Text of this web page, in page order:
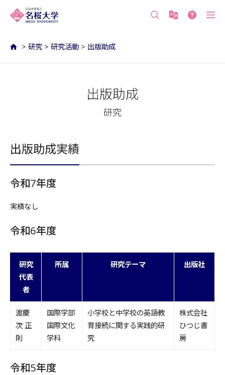
> 研究 > 研究活動 > 出版助成
出版助成
研究
出版助成実績
令和7年度
実績なし
令和6年度
研究
代表
者
所属 研究テーマ 出版社
渡慶
次 正
則
国際学部
国際文化
学科
小学校と中学校の英語教
育接続に関する実践的研
究
株式会社
ひつじ書
房
令和5年度